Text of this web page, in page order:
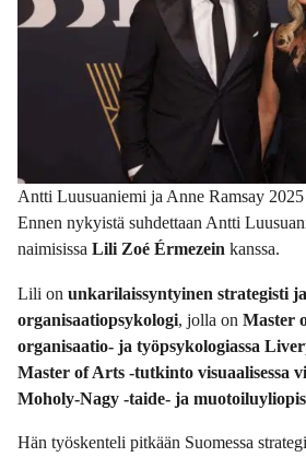
Antti Luusuaniemi ja Anne Ramsay 2025
Ennen nykyistä suhdettaan Antti
naimisissa Lili Zoé Érmezein kanssa.
Lili on unkarilaissyntyinen strategisti ja
organisaatiopsykologi, jolla on Master
organisaatio- ja työpsykologiassa
Master of Arts -tutkinto visuaalisessa
Moholy-Nagy -taide- ja
Hän työskenteli pitkään Suomessa